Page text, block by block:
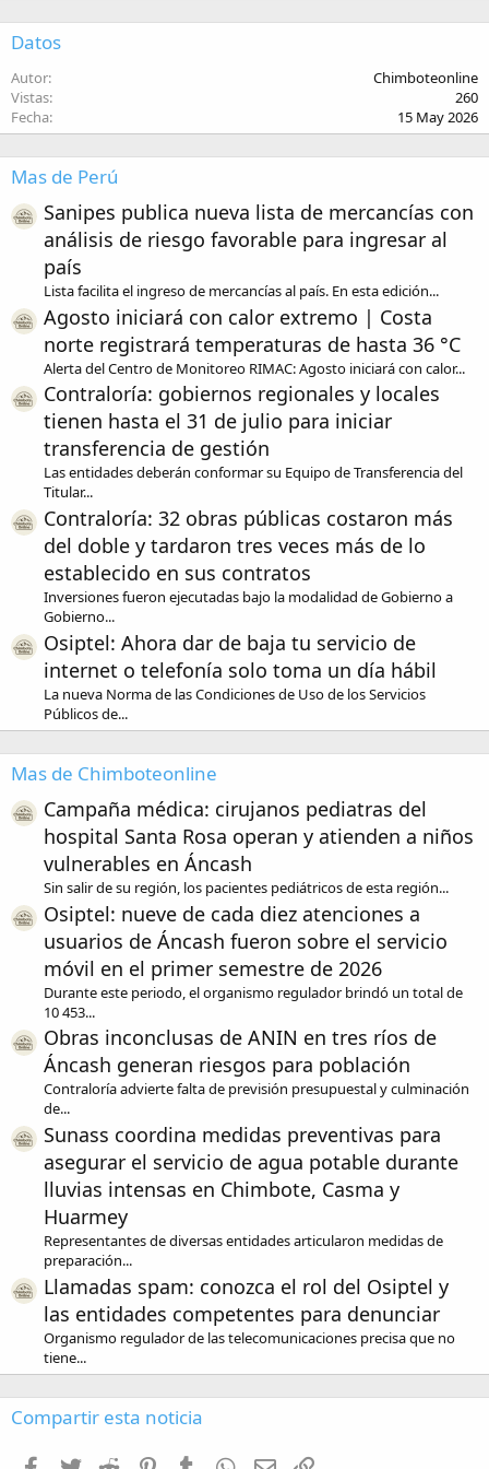
22
Times New Roman
Datos
Autor
Chimboteonline
Vistas
260
Fecha
15 May 2026
Mas de Perú
Sanipes publica nueva lista de mercancías con
análisis de riesgo favorable para ingresar al
país
Lista facilita el ingreso de mercancías al país. En esta edición...
Agosto iniciará con calor extremo | Costa
norte registrará temperaturas de hasta 36 °C
Alerta del Centro de Monitoreo RIMAC: Agosto iniciará con calor...
Contraloría: gobiernos regionales y locales
tienen hasta el 31 de julio para iniciar
transferencia de gestión
Las entidades deberán conformar su Equipo de Transferencia del
Titular...
Contraloría: 32 obras públicas costaron más
del doble y tardaron tres veces más de lo
establecido en sus contratos
Inversiones fueron ejecutadas bajo la modalidad de Gobierno a
Gobierno...
Osiptel: Ahora dar de baja tu servicio de
internet o telefonía solo toma un día hábil
La nueva Norma de las Condiciones de Uso de los Servicios
Públicos de...
Mas de Chimboteonline
Campaña médica: cirujanos pediatras del
hospital Santa Rosa operan y atienden a niños
vulnerables en Áncash
Sin salir de su región, los pacientes pediátricos de esta región...
Osiptel: nueve de cada diez atenciones a
usuarios de Áncash fueron sobre el servicio
móvil en el primer semestre de 2026
Durante este periodo, el organismo regulador brindó un total de
10 453...
Obras inconclusas de ANIN en tres ríos de
Áncash generan riesgos para población
Contraloría advierte falta de previsión presupuestal y culminación
de...
Sunass coordina medidas preventivas para
asegurar el servicio de agua potable durante
lluvias intensas en Chimbote, Casma y
Huarmey
Representantes de diversas entidades articularon medidas de
preparación...
Llamadas spam: conozca el rol del Osiptel y
las entidades competentes para denunciar
Organismo regulador de las telecomunicaciones precisa que no
tiene...
Compartir esta noticia